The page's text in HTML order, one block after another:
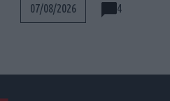
07/08/2026 4